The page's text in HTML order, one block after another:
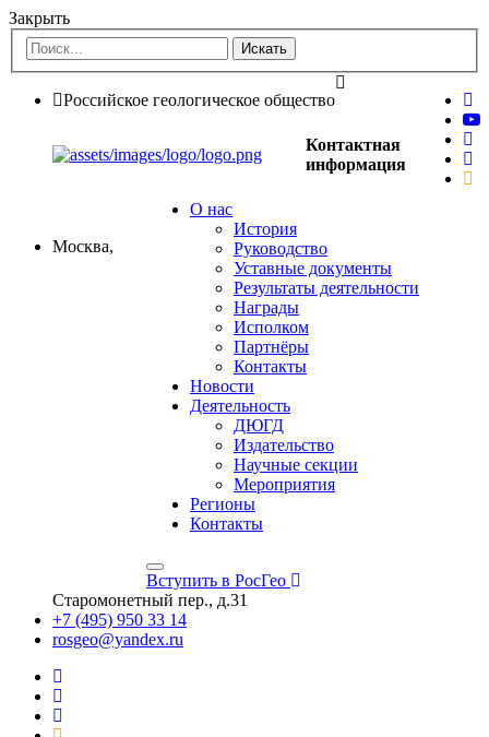
Закрыть
Российское геологическое общество
О нас
История
Руководство
Уставные документы
Результаты деятельности
Награды
Исполком
Партнёры
Контакты
Новости
Деятельность
ДЮГД
Издательство
Научные секции
Мероприятия
Регионы
Контакты
Вступить в РосГео
Контактная
информация
Москва,
Старомонетный пер., д.31
+7 (495) 950 33 14
rosgeo@yandex.ru